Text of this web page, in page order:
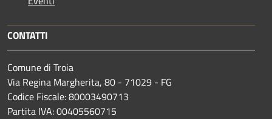
CONTATTI
Comune di Troia
Via Regina Margherita, 80 - 71029 - FG
Codice Fiscale: 80003490713
Partita IVA: 00405560715